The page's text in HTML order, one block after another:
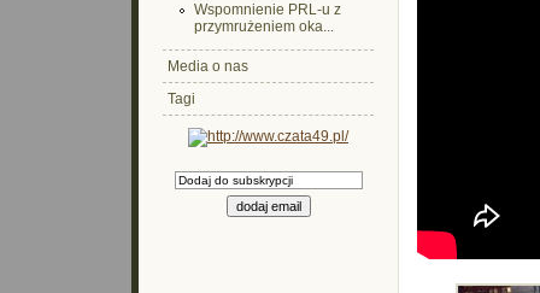
Wspomnienie PRL-u z
przymrużeniem oka...
Media o nas
Tagi